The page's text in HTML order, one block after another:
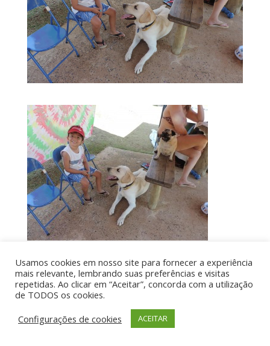
Por aí de Barraca - direitos reservados - Desenvolvido
Usamos cookies em nosso site para fornecer a experiência
mais relevante, lembrando suas preferências e visitas
repetidas. Ao clicar em “Aceitar”, concorda com a utilização
de TODOS os cookies.
Configurações de cookies
ACEITAR